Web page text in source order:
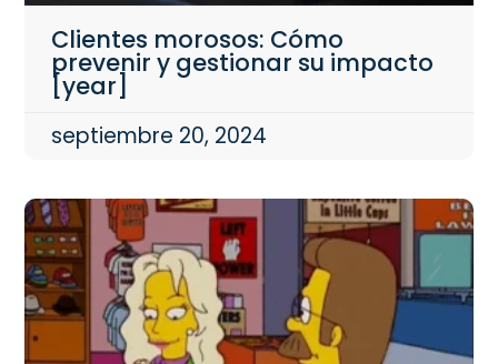
Clientes morosos: Cómo
prevenir y gestionar su impacto
[year]
septiembre 20, 2024